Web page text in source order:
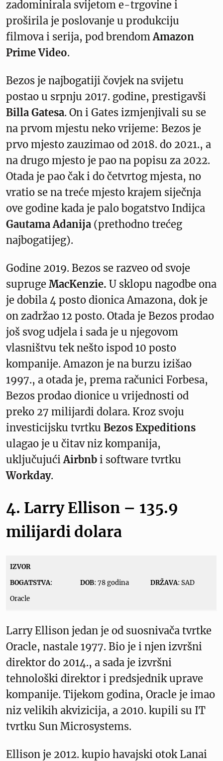
zadominirala svijetom e-trgovine i
proširila je poslovanje u produkciju
filmova i serija, pod brendomAmazon
Prime Video.
Bezos je najbogatiji čovjek na svijetu
postao u srpnju 2017. godine, prestigavši
Billa Gatesa. On i Gates izmjenjivali su se
na prvom mjestu neko vrijeme: Bezos je
prvo mjesto zauzimao od 2018. do 2021., a
na drugo mjesto je pao na popisu za 2022.
Otada je pao čak i do četvrtog mjesta, no
vratio se na treće mjesto krajem siječnja
ove godine kada je palo bogatstvo Indijca
Gautama Adanija (prethodno trećeg
najbogatijeg).
Godine 2019. Bezos se razveo od svoje
supruge MacKenzie. U sklopu nagodbe ona
je dobila 4 posto dionica Amazona, dok je
on zadržao 12 posto. Otada je Bezos prodao
još svog udjela i sada je u njegovom
vlasništvu tek nešto ispod 10 posto
kompanije. Amazon je na burzu izišao
1997., a otada je, prema računici Forbesa,
Bezos prodao dionice u vrijednosti od
preko 27 milijardi dolara. Kroz svoju
investicijsku tvrtku Bezos Expeditions
ulagao je u čitav niz kompanija,
uključujućiAirbnb i software tvrtku
Workday.
4. Larry Ellison – 135.9
milijardi dolara
IZVOR
BOGATSTVA:
Oracle
DOB: 78 godina DRŽAVA: SAD
Larry Ellison jedan je od suosnivača tvrtke
Oracle, nastale 1977. Bio je i njen izvršni
direktor do 2014., a sada je izvršni
tehnološki direktor i predsjednik uprave
kompanije. Tijekom godina, Oracle je imao
niz velikih akvizicija, a 2010. kupili su IT
tvrtku Sun Microsystems.
Ellison je 2012. kupio havajski otok Lanai